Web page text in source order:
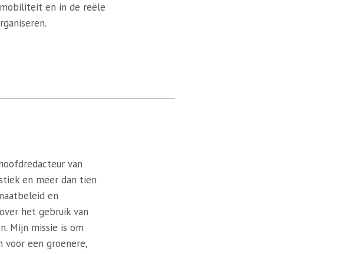
en in de reële
van
en meer dan tien
en
het gebruik van
Mijn missie is om
een groenere,